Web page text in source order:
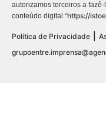
autorizamos terceiros a
conteúdo digital “https://
Política de Privacidade